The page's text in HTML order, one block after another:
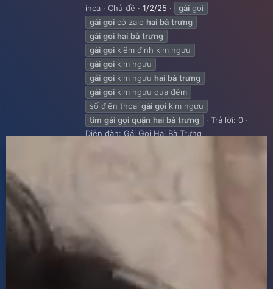
inca
Chủ đề 1/2/25 gái goi
gái gọi có zalo hai bà trưng
gái gọi hai bà trưng
gái gọi kiểm định kim ngưu
gái gọi kim ngưu
gái gọi kim ngưu hai bà trưng
gái gọi kim ngưu qua đêm
số điện thoại gái gọi kim ngưu
tìm gái gọi quận hai bà trưng
Trả lời: 0
Diễn đàn: Gái Gọi Hai Bà Trưng